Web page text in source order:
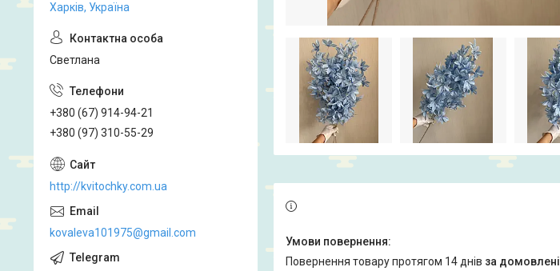
повернення товару протягом 14 днів за
Харків, Україна
Светлана
+380 (67) 914-94-21
+380 (97) 310-55-29
http://kvitochky.com.ua
kovaleva101975@gmail.com